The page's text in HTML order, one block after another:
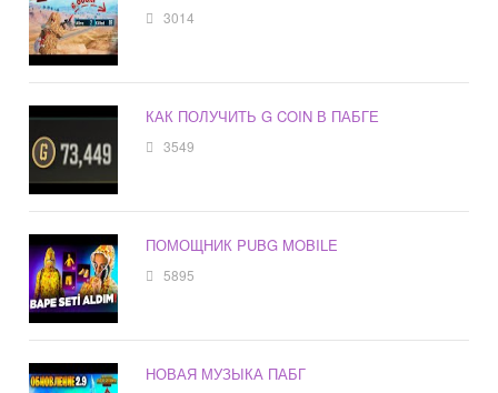
3014
КАК ПОЛУЧИТЬ G COIN В ПАБГЕ
3549
ПОМОЩНИК PUBG MOBILE
5895
НОВАЯ МУЗЫКА ПАБГ